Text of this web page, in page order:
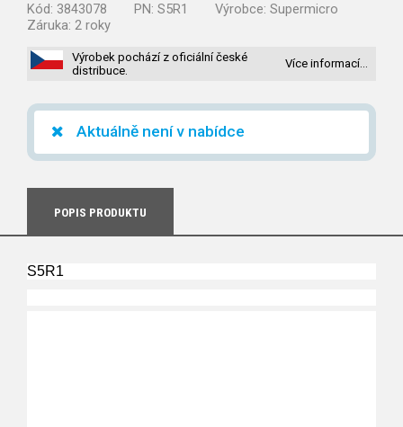
Kód: 3843078 PN: S5R1 Výrobce: Supermicro
Záruka: 2 roky
Výrobek pochází z oficiální české
distribuce.
Více informací…
Aktuálně není v nabídce
POPIS PRODUKTU
S5R1